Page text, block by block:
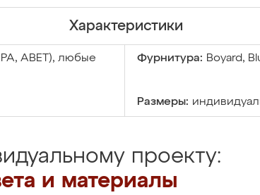
Характеристики
ABET), любые
Фурнитура: Boyard,
Размеры:
проекту:
и материалы